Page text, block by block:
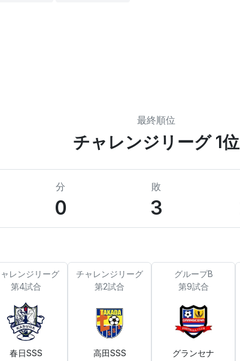
最終順位
チャレンジリーグ 1位
分
0
敗
3
レンジリーグ
第4試合
春日SSS
チャレンジリーグ
第2試合
高田SSS
グループB
第9試合
グランセナ